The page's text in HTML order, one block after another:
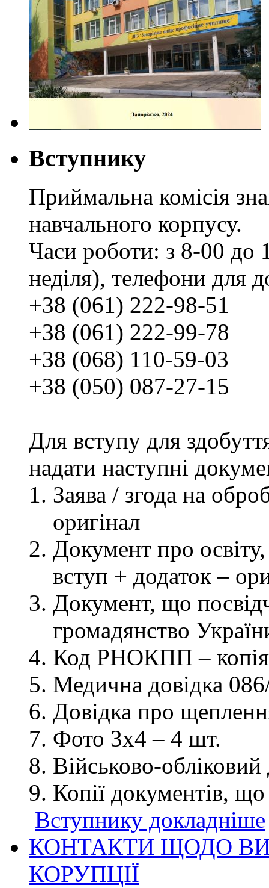
Вступнику
Приймальна комісія
навчального корпусу.
Часи роботи: з 8-00 до
неділя), телефони для
+38 (061) 222-98-51
+38 (061) 222-99-78
+38 (068) 110-59-03
+38 (050) 087-27-15
Для вступу для
надати наступні
Заява / згода на
оригінал
Документ про освіту,
вступ + додаток –
Документ, що
громадянство
Код РНОКПП – копія
Медична довідка
Довідка про
Фото 3х4 – 4 шт.
Військово-
Копії документів,
Вступнику докладніше
КОНТАКТИ ЩОДО
КОРУПЦІЇ